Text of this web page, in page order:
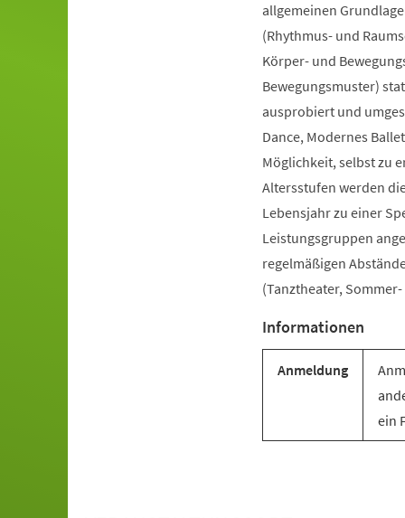
allgemeinen
(Rhythmus- und
Körper- und
Bewegungsmuster)
ausprobiert und
Dance, Modernes
Möglichkeit, selbst zu
Altersstufen werden
Lebensjahr zu einer
Leistungsgruppen
regelmäßigen
(Tanztheater,
Informationen
Anmeldung
ein